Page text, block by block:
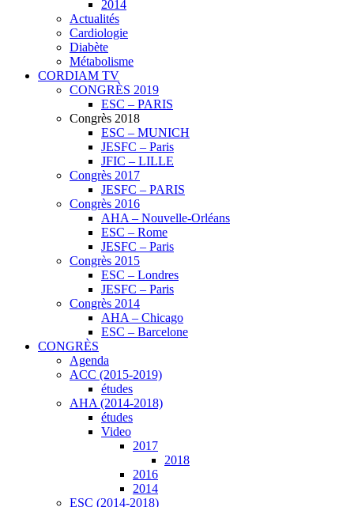
2014
Actualités
Cardiologie
Diabète
Métabolisme
CORDIAM TV
CONGRÈS 2019
ESC – PARIS
Congrès 2018
ESC – MUNICH
JESFC – Paris
JFIC – LILLE
Congrès 2017
JESFC – PARIS
Congrès 2016
AHA – Nouvelle-Orléans
ESC – Rome
JESFC – Paris
Congrès 2015
ESC – Londres
JESFC – Paris
Congrès 2014
AHA – Chicago
ESC – Barcelone
CONGRÈS
Agenda
ACC (2015-2019)
études
AHA (2014-2018)
études
Video
2017
2018
2016
2014
ESC (2014-2018)